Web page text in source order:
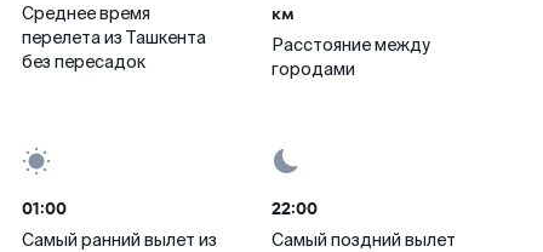
Среднее время
перелета из Ташкента
без пересадок
км
Расстояние между
городами
01:00
Самый ранний вылет из
22:00
Самый поздний вылет